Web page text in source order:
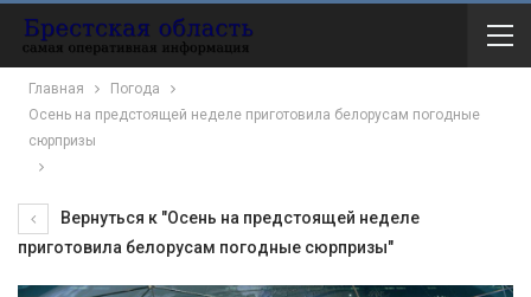
Главная
Погода
Осень на предстоящей неделе приготовила белорусам погодные
сюрпризы
Вернуться к "Осень на предстоящей неделе
приготовила белорусам погодные сюрпризы"